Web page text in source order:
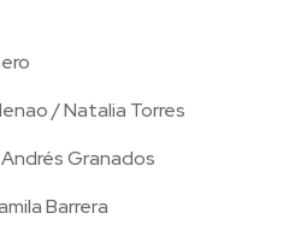
/ Natalia Torres
Granados
Barrera